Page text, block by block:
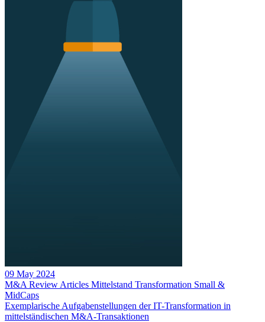
09 May 2024
M&A Review Articles Mittelstand Transformation Small &
MidCaps
Exemplarische Aufgabenstellungen der IT-Transformation in
mittelständischen M&A-Transaktionen